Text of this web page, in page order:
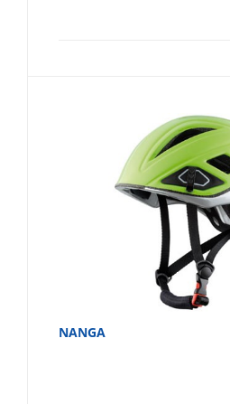
NANGA